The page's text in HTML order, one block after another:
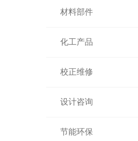
材料部件
化工产品
校正维修
设计咨询
节能环保